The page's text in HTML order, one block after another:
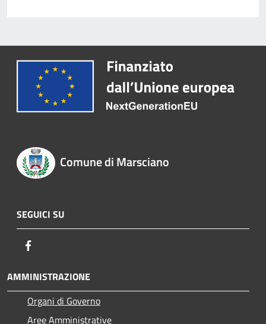
Comune di Marsciano
SEGUICI SU
AMMINISTRAZIONE
Organi di Governo
Aree Amministrative